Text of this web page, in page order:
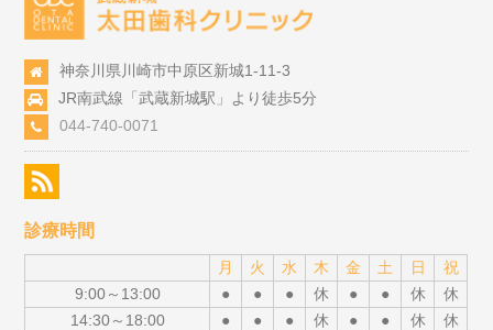
神奈川県川崎市中原区新城1-11-3
JR南武線「武蔵新城駅」より徒歩5分
044-740-0071
診療時間
月 火 水 木 金 土 日
祝
9:00～13:00
● ● ● 休 ● ● 休
休
14:30～18:00
● ● ● 休 ● ● 休 休